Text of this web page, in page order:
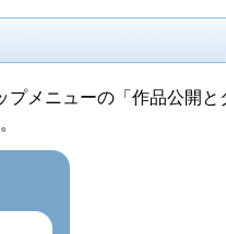
プメニューの「作品公開